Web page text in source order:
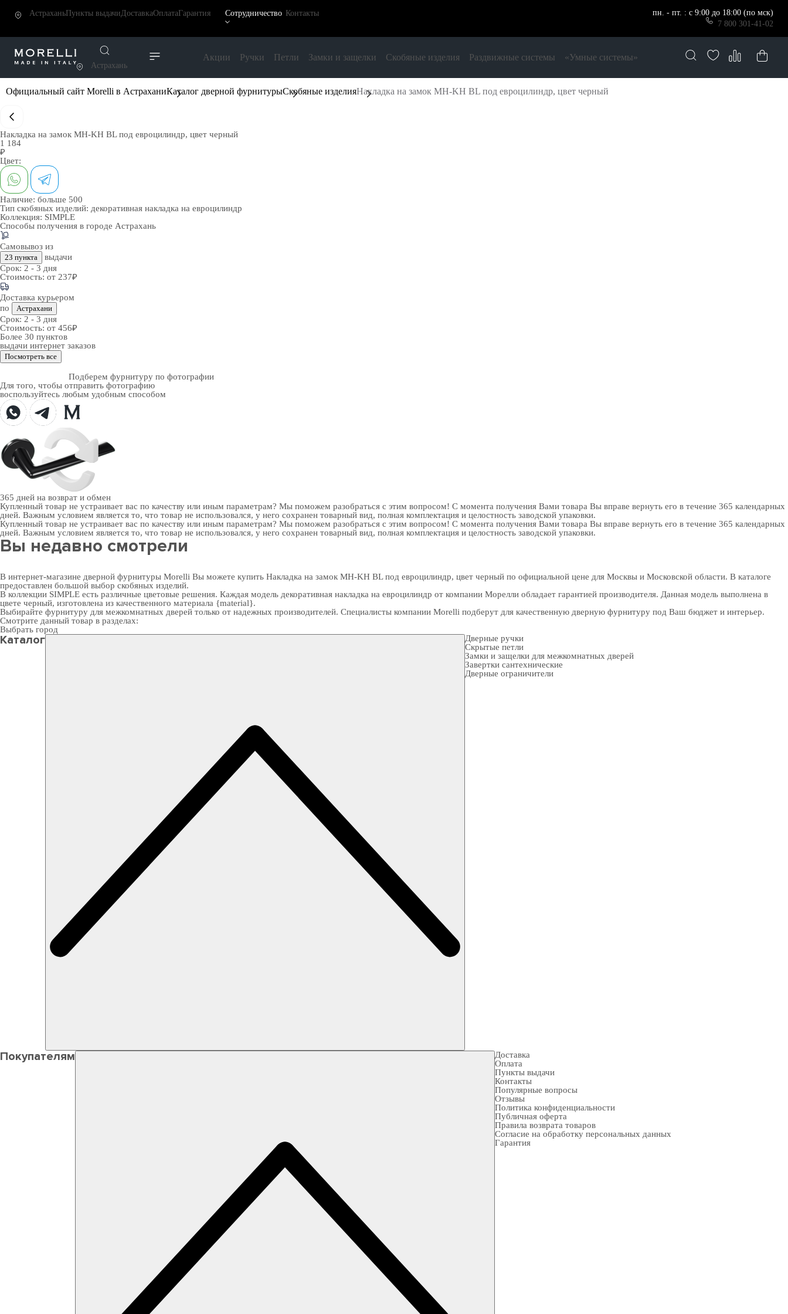
АстраханьПункты выдачиДоставкаОплатаГарантия Сотрудничество Контакты
пн. - пт. : с 9:00 до 18:00 (по мск)
7 800 301-41-02
Астрахань
Акции Ручки Петли Замки и защелки Скобяные изделия Раздвижные системы «Умные системы»
Официальный сайт Morelli в АстраханиКаталог дверной фурнитурыСкобяные изделияНакладка на замок MH-KH BL под евроцилиндр, цвет черный
Накладка на замок MH-KH BL под евроцилиндр, цвет черный
1 184
₽
Цвет:
Наличие: больше 500
Тип скобяных изделий: декоративная накладка на евроцилиндр
Коллекция: SIMPLE
Способы получения в городе Астрахань
Самовывоз из
23 пункта
выдачи
Срок: 2 - 3 дня
Стоимость: от 237₽
Доставка курьером
по
Астрахани
Срок: 2 - 3 дня
Стоимость: от 456₽
Более 30 пунктов
выдачи интернет заказов
Посмотреть все
Подберем фурнитуру по фотографии
Для того, чтобы отправить фотографию
воспользуйтесь любым удобным способом
365 дней на возврат и обмен
Купленный товар не устраивает вас по качеству или иным параметрам? Мы поможем разобраться с этим вопросом! С момента получения Вами товара Вы вправе вернуть его в течение 365 календарных
дней. Важным условием является то, что товар не использовался, у него сохранен товарный вид, полная комплектация и целостность заводской упаковки.
Купленный товар не устраивает вас по качеству или иным параметрам? Мы поможем разобраться с этим вопросом! С момента получения Вами товара Вы вправе вернуть его в течение 365 календарных
дней. Важным условием является то, что товар не использовался, у него сохранен товарный вид, полная комплектация и целостность заводской упаковки.
Вы недавно смотрели
В интернет-магазине дверной фурнитуры Morelli Вы можете купить Накладка на замок MH-KH BL под евроцилиндр, цвет черный по официальной цене для Москвы и Московской области. В каталоге
предоставлен большой выбор скобяных изделий.
В коллекции SIMPLE есть различные цветовые решения. Каждая модель декоративная накладка на евроцилиндр от компании Морелли обладает гарантией производителя. Данная модель выполнена в
цвете черный, изготовлена из качественного материала {material}.
Выбирайте фурнитуру для межкомнатных дверей только от надежных производителей. Специалисты компании Morelli подберут для качественную дверную фурнитуру под Ваш бюджет и интерьер.
Смотрите данный товар в разделах:
Выбрать город
Каталог
Дверные ручки
Скрытые петли
Замки и защелки для межкомнатных дверей
Завертки сантехнические
Дверные ограничители
Покупателям
Доставка
Оплата
Пункты выдачи
Контакты
Популярные вопросы
Отзывы
Политика конфиденциальности
Публичная оферта
Правила возврата товаров
Согласие на обработку персональных данных
Гарантия